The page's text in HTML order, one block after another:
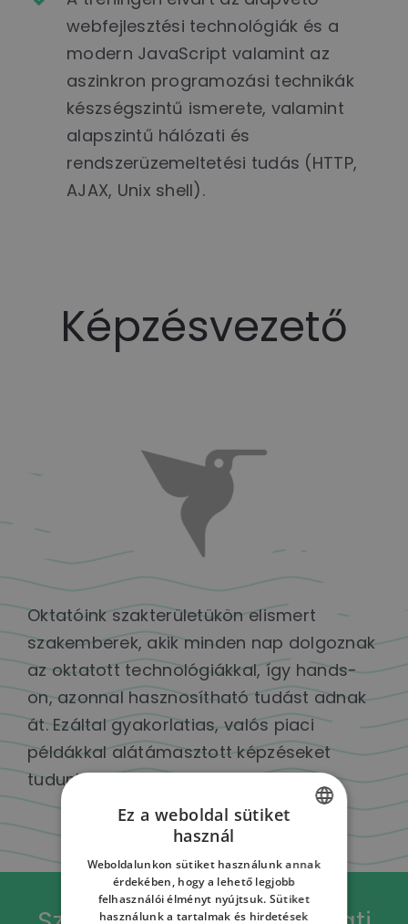
webfejlesztési technológiák és a
modern JavaScript valamint az
aszinkron programozási technikák
készségszintű ismerete, valamint
alapszintű hálózati és
rendszerüzemeltetési tudás (HTTP,
AJAX, Unix shell).
Képzésvezető
Oktatóink szakterületükön elismert
szakemberek, akik minden nap dolgoznak
az oktatott technológiákkal, így hands-
on, azonnal hasznosítható tudást adnak
át. Ezáltal gyakorlatias, valós piaci
példákkal alátámasztott képzéseket
tudunk nyújtani.
HUNGARIAN
Ez a weboldal sütiket
használ
Weboldalunkon sütiket használunk annak
érdekében, hogy a lehető legjobb
felhasználói élményt nyújtsuk. Sütiket
használunk a tartalmak és hirdetések